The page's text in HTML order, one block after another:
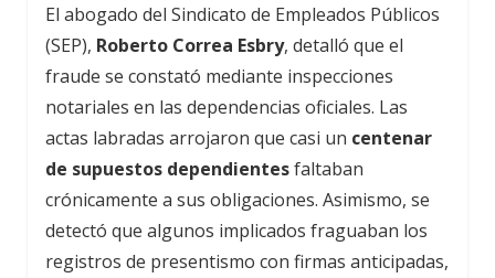
El abogado del Sindicato de Empleados Públicos
(SEP), Roberto Correa Esbry, detalló que el
fraude se constató mediante inspecciones
notariales en las dependencias oficiales. Las
actas labradas arrojaron que casi un centenar
de supuestos dependientesfaltaban
crónicamente a sus obligaciones. Asimismo, se
detectó que algunos implicados fraguaban los
registros de presentismo con firmas anticipadas,